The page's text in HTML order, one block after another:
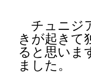
チュニジ
きが起きて
ると思いま
ました。